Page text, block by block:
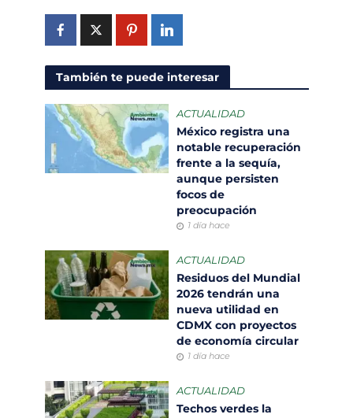
También te puede interesar
ACTUALIDAD
México registra una
notable recuperación
frente a la sequía,
aunque persisten
focos de
preocupación
1 día hace
ACTUALIDAD
Residuos del Mundial
2026 tendrán una
nueva utilidad en
CDMX con proyectos
de economía circular
1 día hace
ACTUALIDAD
Techos verdes la